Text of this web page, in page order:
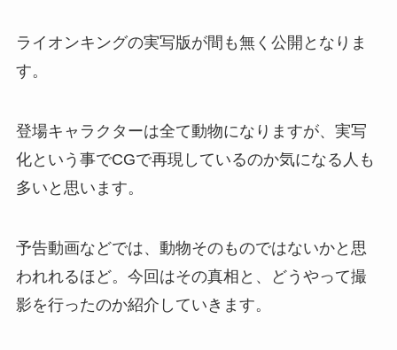
ライオンキングの実写版が間も無く公開となりま
す。
登場キャラクターは全て動物になりますが、実写
化という事でCGで再現しているのか気になる人も
多いと思います。
予告動画などでは、動物そのものではないかと思
われれるほど。今回はその真相と、どうやって撮
影を行ったのか紹介していきます。